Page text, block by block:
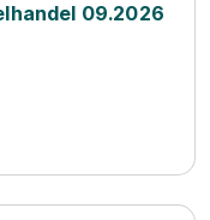
09.2026